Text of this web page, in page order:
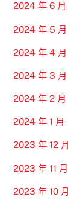
2024 年 6 月
2024 年 5 月
2024 年 4 月
2024 年 3 月
2024 年 2 月
2024 年 1 月
2023 年 12 月
2023 年 11 月
2023 年 10 月